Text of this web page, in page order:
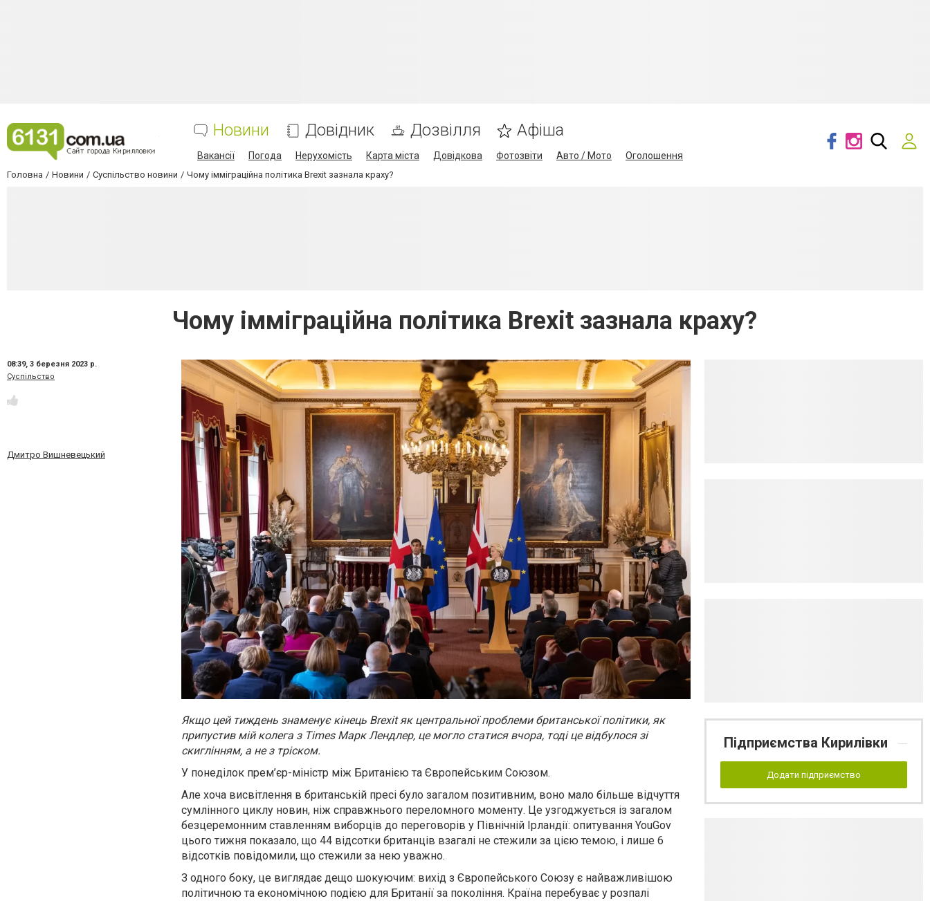
Новини Довідник Дозвілля Афіша
Вакансії Погода Нерухомість Карта міста Довідкова Фотозвіти Авто / Мото Оголошення
Головна Новини Суспільство новини Чому імміграційна політика Brexit зазнала краху?
Чому імміграційна політика Brexit зазнала краху?
08:39, 3 березня 2023 р.
Суспільство
Дмитро Вишневецький
Якщо цей тиждень знаменує кінець Brexit як центральної проблеми британської політики, як
припустив мій колега з Times Марк Лендлер, це могло статися вчора, тоді це відбулося зі
скиглінням, а не з тріском.
У понеділок прем’єр-міністр між Британією та Європейським Союзом.
Але хоча висвітлення в британській пресі було загалом позитивним, воно мало більше відчуття
сумлінного циклу новин, ніж справжнього переломного моменту. Це узгоджується із загалом
безцеремонним ставленням виборців до переговорів у Північній Ірландії: опитування YouGov
цього тижня показало, що 44 відсотки британців взагалі не стежили за цією темою, і лише 6
відсотків повідомили, що стежили за нею уважно.
З одного боку, це виглядає дещо шокуючим: вихід з Європейського Союзу є найважливішою
політичною та економічною подією для Британії за покоління. Країна перебуває у розпалі
Підприємства Кирилівки
Додати підприємство